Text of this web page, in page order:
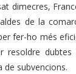
dimecres,
de la
fer-ho més
resoldre
de subvencions.